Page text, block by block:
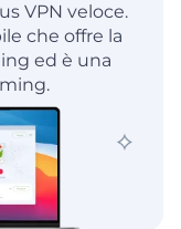
VPN veloce.
che offre la
ed è una